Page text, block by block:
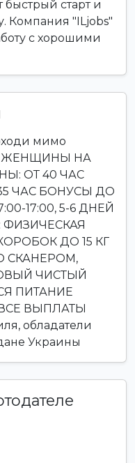
быстрый старт и
Компания "ILjobs"
с хорошими
мимо
ЖЕНЩИНЫ НА
ОТ 40 ЧАС
ЧАС БОНУСЫ ДО
17:00, 5-6 ДНЕЙ
ДО 15 КГ
СКАНЕРОМ,
ЧИСТЫЙ
ПИТАНИЕ
ВЫПЛАТЫ
обладатели
Украины